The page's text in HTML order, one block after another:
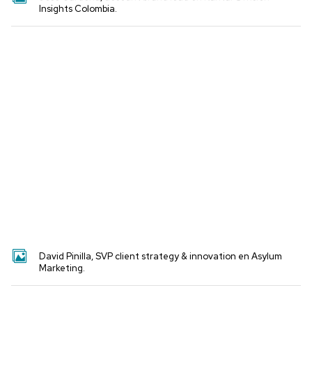
Insights Colombia.
David Pinilla, SVP client strategy & innovation en Asylum
Marketing.